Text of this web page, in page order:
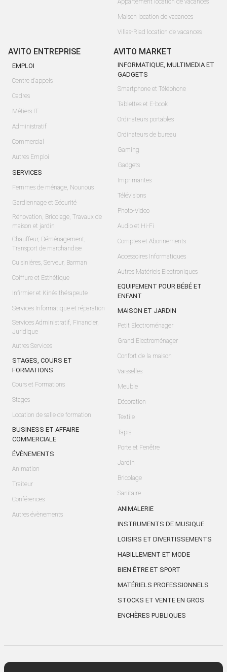
Appartement location de vacances
Maison location de vacances
Villas-Riad location de vacances
AVITO ENTREPRISE
EMPLOI
Centre d'appels
Cadres
Métiers IT
Administratif
Commercial
Autres Emploi
SERVICES
Femmes de ménage, Nounous
Gardiennage et Sécurité
Rénovation, Bricolage, Travaux de
maison et jardin
Chauffeur, Déménagement,
Transport de marchandise
Cuisinières, Serveur, Barman
Coiffure et Esthétique
Infirmier et Kinésithérapeute
Services Informatique et réparation
Services Administratif, Financier,
Juridique
Autres Services
STAGES, COURS ET
FORMATIONS
Cours et Formations
Stages
Location de salle de formation
BUSINESS ET AFFAIRE
COMMERCIALE
ÉVÈNEMENTS
Animation
Traiteur
Conférences
Autres évènements
AVITO MARKET
INFORMATIQUE, MULTIMEDIA ET
GADGETS
Smartphone et Téléphone
Tablettes et E-book
Ordinateurs portables
Ordinateurs de bureau
Gaming
Gadgets
Imprimantes
Télévisions
Photo-Video
Audio et Hi-Fi
Comptes et Abonnements
Accessoires Informatiques
Autres Matériels Electroniques
EQUIPEMENT POUR BÉBÉ ET
ENFANT
MAISON ET JARDIN
Petit Electroménager
Grand Electroménager
Confort de la maison
Vaisselles
Meuble
Décoration
Textile
Tapis
Porte et Fenêtre
Jardin
Bricolage
Sanitaire
ANIMALERIE
INSTRUMENTS DE MUSIQUE
LOISIRS ET DIVERTISSEMENTS
HABILLEMENT ET MODE
BIEN ÊTRE ET SPORT
MATÉRIELS PROFESSIONNELS
STOCKS ET VENTE EN GROS
ENCHÈRES PUBLIQUES